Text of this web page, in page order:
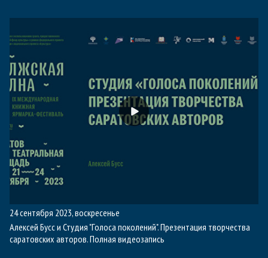
24 сентября 2023, воскресенье
Алексей Бусс и Студия "Голоса поколений". Презентация творчества
саратовских авторов. Полная видеозапись